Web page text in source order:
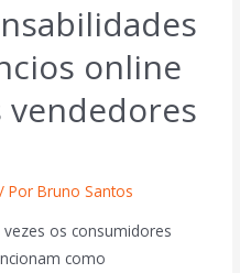
online
vendedores
/ PorBruno Santos
os consumidores
como